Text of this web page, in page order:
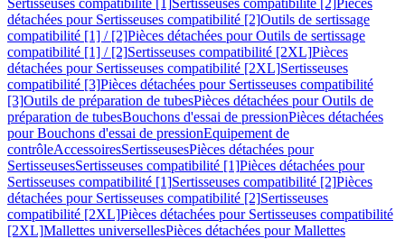
Sertisseuses compatibilité [1]Sertisseuses compatibilité [2]Pièces
détachées pour Sertisseuses compatibilité [2]Outils de sertissage
compatibilité [1] / [2]Pièces détachées pour Outils de sertissage
compatibilité [1] / [2]Sertisseuses compatibilité [2XL]Pièces
détachées pour Sertisseuses compatibilité [2XL]Sertisseuses
compatibilité [3]Pièces détachées pour Sertisseuses compatibilité
[3]Outils de préparation de tubesPièces détachées pour Outils de
préparation de tubesBouchons d'essai de pressionPièces détachées
pour Bouchons d'essai de pressionEquipement de
contrôleAccessoiresSertisseusesPièces détachées pour
SertisseusesSertisseuses compatibilité [1]Pièces détachées pour
Sertisseuses compatibilité [1]Sertisseuses compatibilité [2]Pièces
détachées pour Sertisseuses compatibilité [2]Sertisseuses
compatibilité [2XL]Pièces détachées pour Sertisseuses compatibilité
[2XL]Mallettes universellesPièces détachées pour Mallettes